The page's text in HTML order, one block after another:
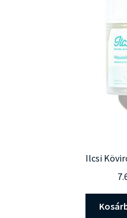
Ilcsi